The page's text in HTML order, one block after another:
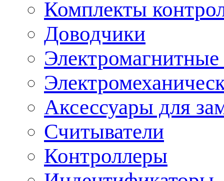
Комплекты
Доводчики
Аксессуары для
Считыватели
Контроллеры